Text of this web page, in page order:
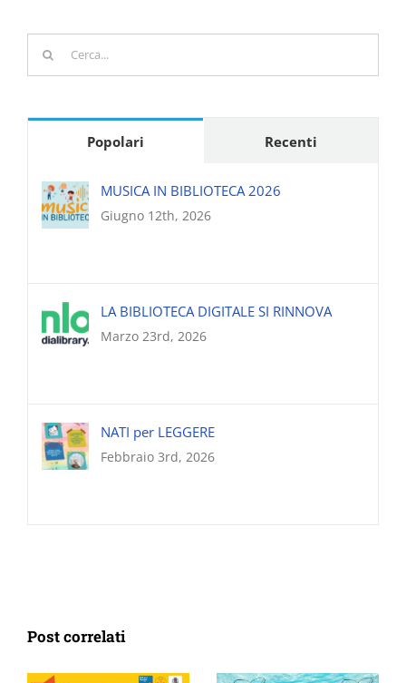
Cerca
per:
Popolari Recenti
MUSICA IN BIBLIOTECA 2026
Giugno 12th, 2026
LA BIBLIOTECA DIGITALE SI RINNOVA
Marzo 23rd, 2026
NATI per LEGGERE
Febbraio 3rd, 2026
Post correlati